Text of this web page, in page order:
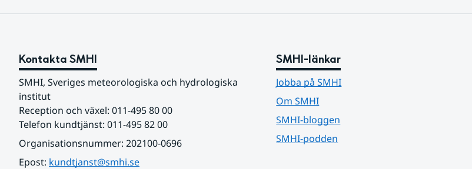
Kontakta SMHI
SMHI, Sveriges meteorologiska och hydrologiska
institut
Reception och växel: 011-495 80 00
Telefon kundtjänst: 011-495 82 00
Organisationsnummer: 202100-0696
Epost: kundtjanst@smhi.se
SMHI-länkar
Jobba på SMHI
Om SMHI
SMHI-bloggen
SMHI-podden